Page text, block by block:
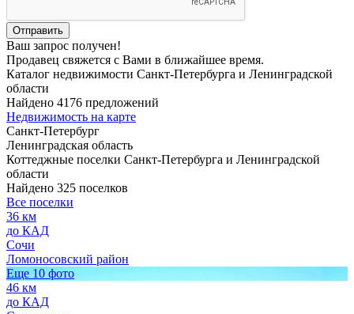
Ваш запрос получен!
Продавец свяжется с Вами в ближайшее время.
Каталог недвижимости Санкт-Петербурга и Ленинградской
области
Найдено 4176 предложений
Недвижимость на карте
Санкт-Петербург
Ленинградская область
Коттеджные поселки Санкт-Петербурга и Ленинградской
области
Найдено 325 поселков
Все поселки
36 км
до КАД
Сочи
Ломоносовский район
Еще 10 фото
46 км
до КАД